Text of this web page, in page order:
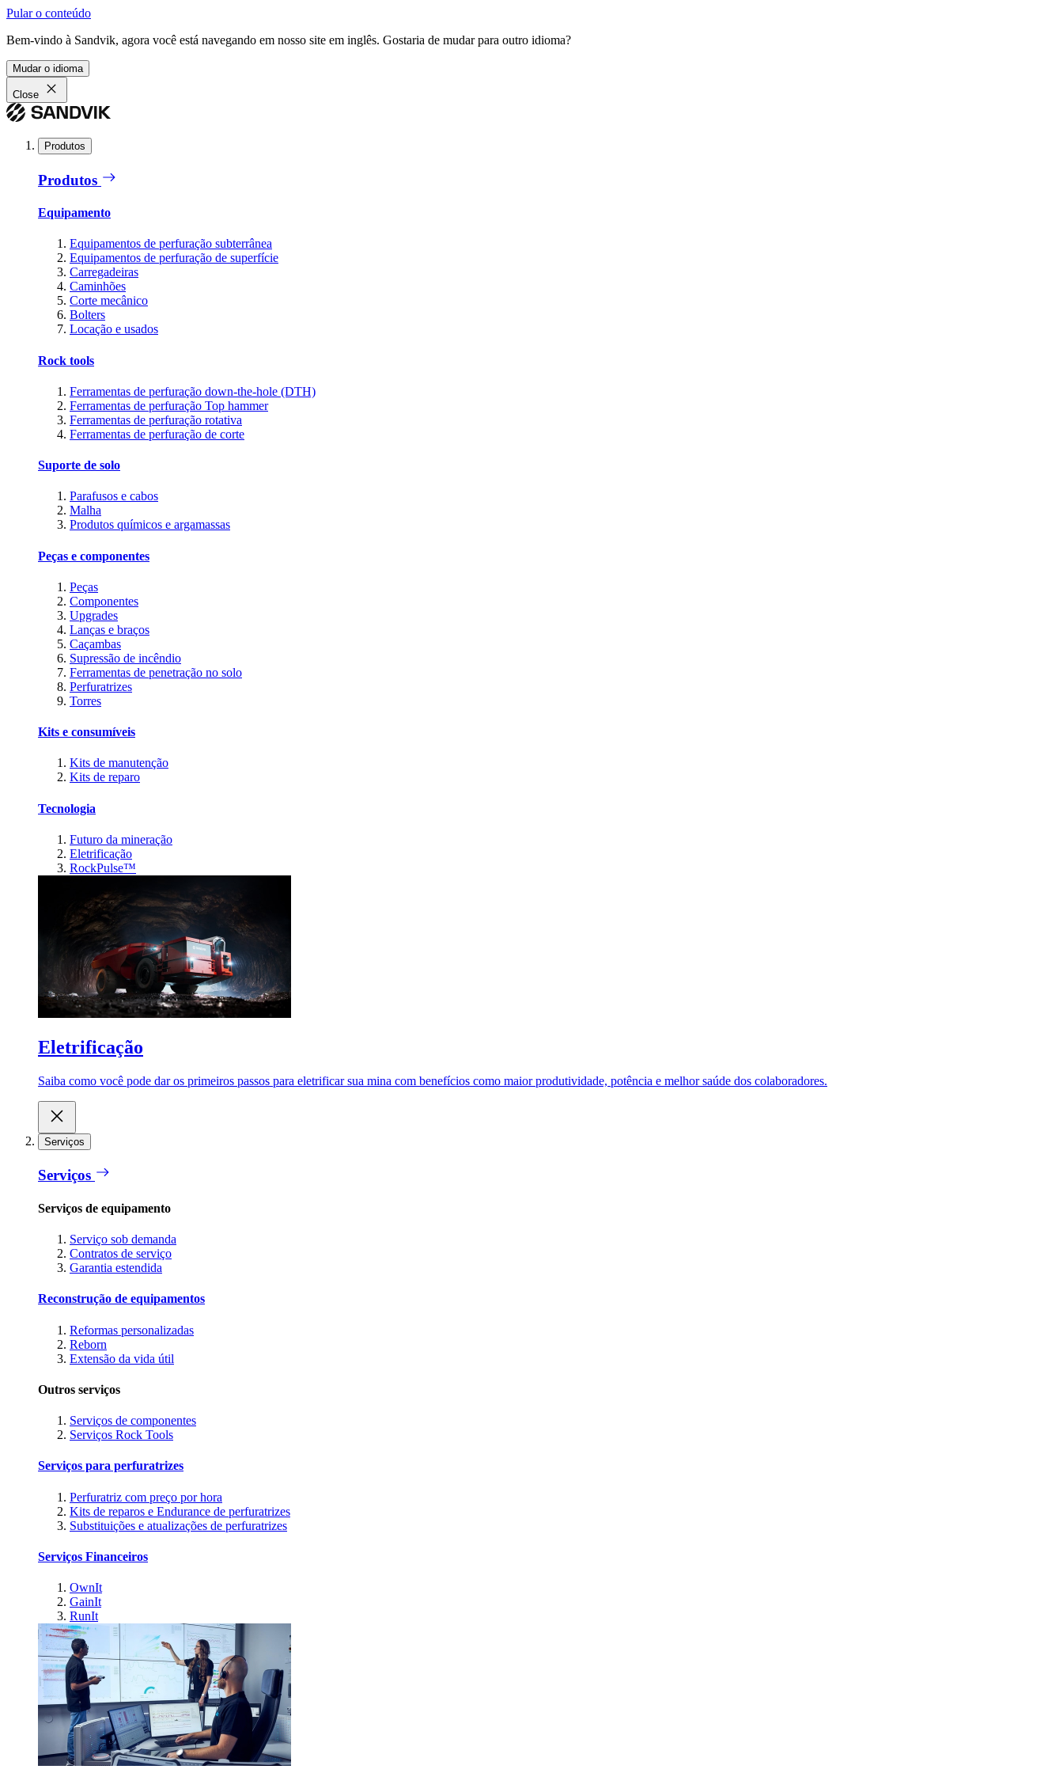
Pular o conteúdo
Bem-vindo à Sandvik, agora você está navegando em nosso site em inglês. Gostaria de mudar para outro idioma?
Mudar o idioma
Close
Produtos
Produtos
Equipamento
Equipamentos de perfuração subterrânea
Equipamentos de perfuração de superfície
Carregadeiras
Caminhões
Corte mecânico
Bolters
Locação e usados
Rock tools
Ferramentas de perfuração down-the-hole (DTH)
Ferramentas de perfuração Top hammer
Ferramentas de perfuração rotativa
Ferramentas de perfuração de corte
Suporte de solo
Parafusos e cabos
Malha
Produtos químicos e argamassas
Peças e componentes
Peças
Componentes
Upgrades
Lanças e braços
Caçambas
Supressão de incêndio
Ferramentas de penetração no solo
Perfuratrizes
Torres
Kits e consumíveis
Kits de manutenção
Kits de reparo
Tecnologia
Futuro da mineração
Eletrificação
RockPulse™
Eletrificação
Saiba como você pode dar os primeiros passos para eletrificar sua mina com benefícios como maior produtividade, potência e melhor saúde dos colaboradores.
Serviços
Serviços
Serviços de equipamento
Serviço sob demanda
Contratos de serviço
Garantia estendida
Reconstrução de equipamentos
Reformas personalizadas
Reborn
Extensão da vida útil
Outros serviços
Serviços de componentes
Serviços Rock Tools
Serviços para perfuratrizes
Perfuratriz com preço por hora
Kits de reparos e Endurance de perfuratrizes
Substituições e atualizações de perfuratrizes
Serviços Financeiros
OwnIt
GainIt
RunIt